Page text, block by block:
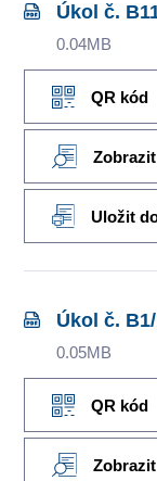
Úkol č.
0.04MB
QR kód
Uložit
Úkol č.
0.05MB
QR kód